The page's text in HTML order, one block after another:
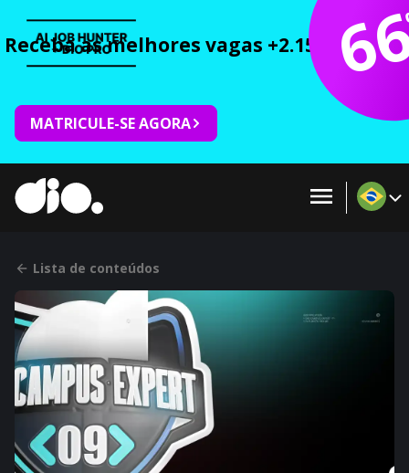
Receba as melhores vagas +2.150 cursos
MATRICULE-SE AGORA
Lista de conteúdos